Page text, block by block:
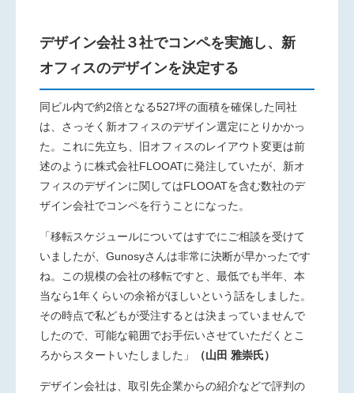
デザイン会社３社でコンペを実施し、新
オフィスのデザインを決定する
同ビル内で約2倍となる527坪の面積を確保した同社
は、さっそ く新オフィスのデザイン選定にとりかかっ
た。これに先立ち、旧オフィスのレイアウト変更は前
述のように株式会社FLOOATに発注していたが、新オ
フィスのデザインに関してはFLOOATを含む数社のデ
ザイン会社でコンペを行うことになった。
「移転スケジュールについてはすでにご相談を受けて
いましたが、 Gunosyさんは非常に決断が早かったです
ね。この規模の会社の移転ですと、最低でも半年、本
当なら1年くらいの余裕がほしいという話をしました。
その時点で私どもが受注するとは決まっていませんで
したので、可能な範囲でお手伝いさせていただくとこ
ろからスタートいたしました」
（山田 雅崇氏）
デザイン会社は、取引先企業からの紹介などで評判の